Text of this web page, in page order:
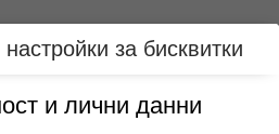
Вход
за бисквитки
и лични данни